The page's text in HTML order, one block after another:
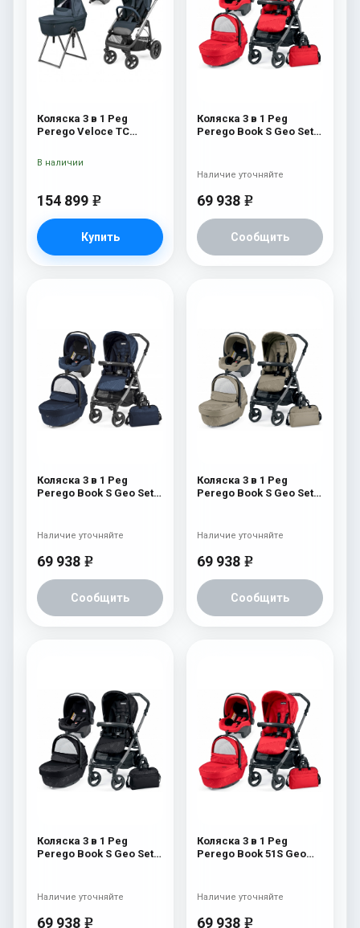
Коляска 3 в 1 Peg
Perego Veloce TC
New
154 899 e
Купить
В наличии
Коляска 3 в 1 Peg
Perego Book S Geo Set
69 938 e
Сообщить
Наличие уточняйте
Коляска 3 в 1 Peg
Perego Book S Geo Set
69 938 e
Сообщить
Наличие уточняйте
Коляска 3 в 1 Peg
Perego Book S Geo Set
69 938 e
Сообщить
Наличие уточняйте
Коляска 3 в 1 Peg
Perego Book S Geo Set
69 938 e
Наличие уточняйте
Коляска 3 в 1 Peg
Perego Book 51S Geo
69 938 e
Наличие уточняйте